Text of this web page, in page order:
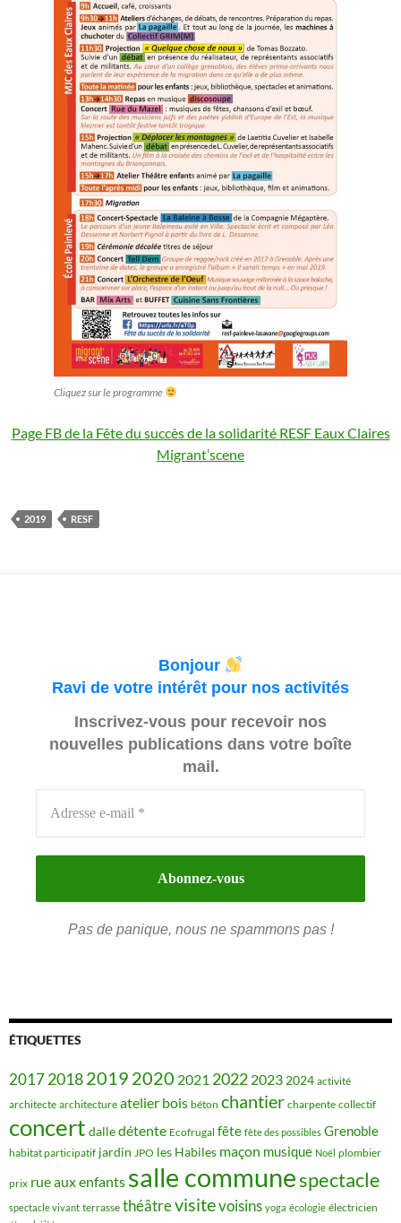
Cliquez sur le programme
Page FB de la Fête du succès de la solidarité RESF Eaux Claires
Migrant’scene
2019 RESF
Bonjour
Ravi de votre intérêt pour nos activités
Inscrivez-vous pour recevoir nos
nouvelles publications dans votre boîte
mail.
Pas de panique, nous ne spammons pas !
ÉTIQUETTES
201720182019 2020 2021 2022 20232024 activité
architecte architecture atelier bois béton chantier charpente collectif
concert dalledétente Ecofrugal fête fête des possibles Grenoble
habitat participatif jardin JPO les Habiles maçon musique Noël plombier
prix rue aux enfants salle communespectacle
spectacle vivant terrasse théâtrevisitevoisins yoga écologie électricien